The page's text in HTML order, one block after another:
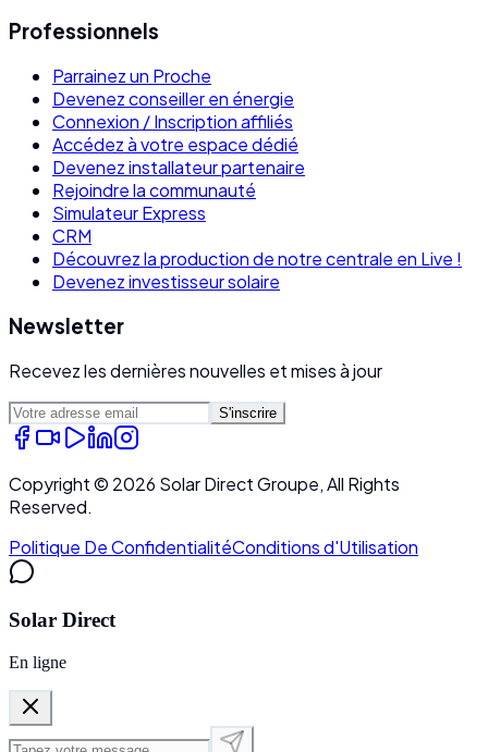
Professionnels
Parrainez un Proche
Devenez conseiller en énergie
Connexion / Inscription affiliés
Accédez à votre espace dédié
Devenez installateur partenaire
Rejoindre la communauté
Simulateur Express
CRM
Découvrez la production de notre centrale en Live !
Devenez investisseur solaire
Newsletter
Recevez les dernières nouvelles et mises à jour
S'inscrire
Copyright © 2026 Solar Direct Groupe, All Rights
Reserved.
Politique De ConfidentialitéConditions d'Utilisation
Solar Direct
En ligne